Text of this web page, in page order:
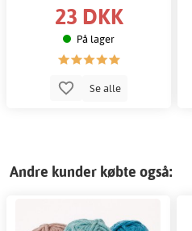
23 DKK
På lager
Se alle
Andre kunder købte også: